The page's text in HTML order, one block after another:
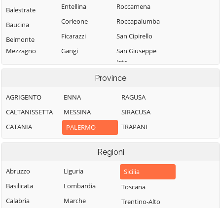
Balestrate
Baucina
Belmonte
Mezzagno
Bisacquino
Bolognetta
Bompietro
Borgetto
Caccamo
Campofelice di
Entellina
Corleone
Ficarazzi
Gangi
Geraci Siculo
Giuliana
Godrano
Gratteri
Isnello
Roccamena
Roccapalumba
San Cipirello
San Giuseppe
Jato
San Mauro
Gela
Santa Flavia
Sciara
Sclafani Bagni
Termini Imerese
Terrasini
Province
AGRIGENTO
CALTANISSETTA
CATANIA
ENNA
MESSINA
PALERMO
RAGUSA
SIRACUSA
TRAPANI
Regioni
Abruzzo
Basilicata
Calabria
Liguria
Lombardia
Marche
Sicilia
Toscana
Trentino-Alto